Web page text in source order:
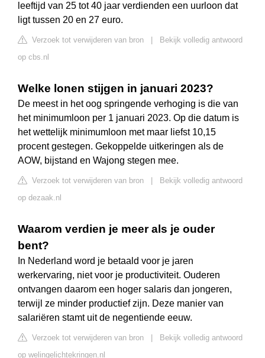
leeftijd van 25 tot 40 jaar verdienden een uurloon dat
ligt tussen 20 en 27 euro.
Verzoek tot verwijderen van bron
Bekijk volledig antwoord
op cbs.nl
Welke lonen stijgen in januari 2023?
De meest in het oog springende verhoging is die van
het minimumloon per 1 januari 2023. Op die datum is
het wettelijk minimumloon met maar liefst 10,15
procent gestegen. Gekoppelde uitkeringen als de
AOW, bijstand en Wajong stegen mee.
Verzoek tot verwijderen van bron
Bekijk volledig antwoord
op dezaak.nl
Waarom verdien je meer als je ouder
bent?
In Nederland word je betaald voor je jaren
werkervaring, niet voor je productiviteit. Ouderen
ontvangen daarom een hoger salaris dan jongeren,
terwijl ze minder productief zijn. Deze manier van
salariëren stamt uit de negentiende eeuw.
Verzoek tot verwijderen van bron
Bekijk volledig antwoord
op welingelichtekringen.nl